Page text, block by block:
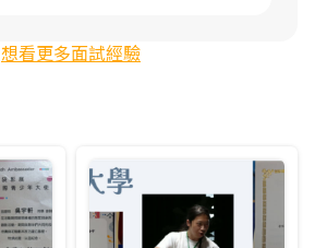
想看更多面試經驗